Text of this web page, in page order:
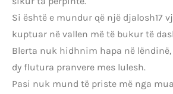
Si është e mundur që një djalosh17
kuptuar në vallen më të bukur të
Blerta nuk hidhnim hapa në
dy flutura pranvere mes lulesh.
Pasi nuk mund të priste më nga